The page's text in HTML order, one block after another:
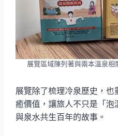
展覽區域陳列著與兩本溫泉相
展覽除了梳理冷泉歷史，也
癒價值，讓旅人不只是「泡
與泉水共生百年的故事。